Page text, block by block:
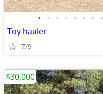
• • • • • • • •
Toy hauler
7/9
$30,000